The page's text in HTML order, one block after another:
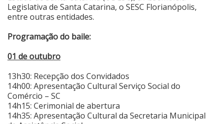
Legislativa de Santa Catarina, o SESC Florianópolis,
entre outras entidades.
Programação do baile:
01 de outubro
13h30: Recepção dos Convidados
14h00: Apresentação Cultural Serviço Social do
Comércio – SC
14h15: Cerimonial de abertura
14h35: Apresentação Cultural da Secretaria Municipal